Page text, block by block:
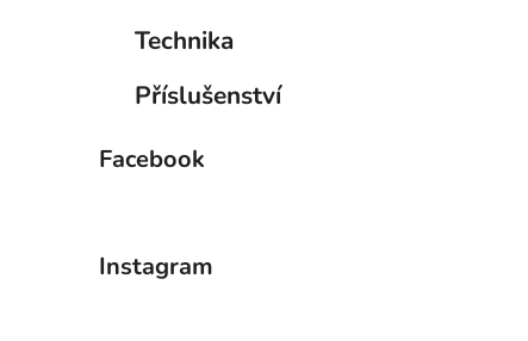
Technika
Příslušenství
Facebook
Instagram